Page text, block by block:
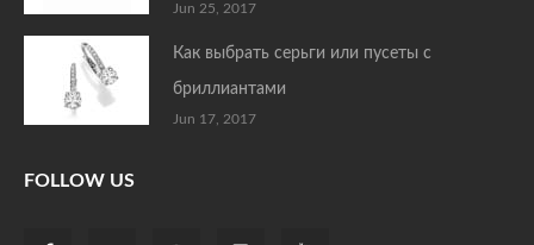
Jun 25, 2017
Как выбрать серьги или пусеты с
бриллиантами
Jun 17, 2017
FOLLOW US